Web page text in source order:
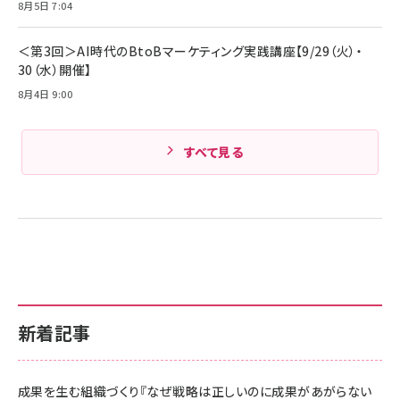
新着記事
成果を生む組織づくり『なぜ戦略は正しいのに成果があがらない
8月5日 7:04
＜第3回＞AI時代のBtoBマーケティング実践講座【9/29（火）・
30（水）開催】
8月4日 9:00
すべて見る